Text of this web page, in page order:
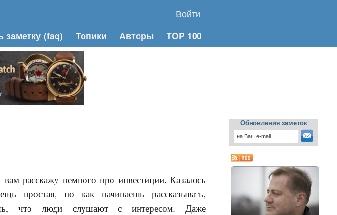
Войти
заметку (faq) Топики Авторы TOP 100
вам расскажу немного про инвестиции. Казалось
простая, но как начинаешь рассказывать,
что люди слушают с интересом. Даже
Обновления заметок